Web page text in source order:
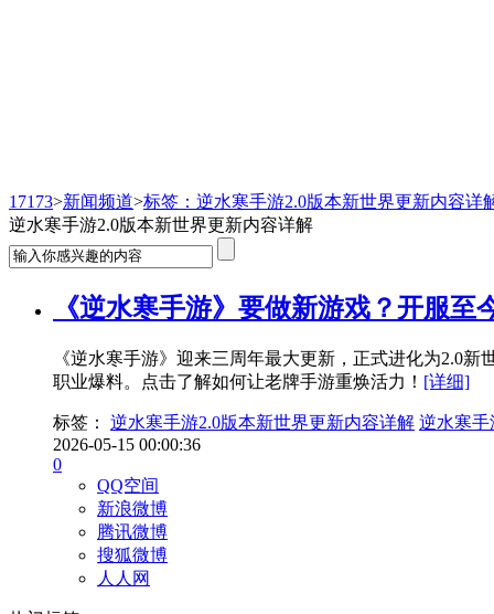
17173>新闻频道>标签：逆水寒手游2.0版本新世界更新内容详
逆水寒手游2.0版本新世界更新内容详解
《逆水寒手游》要做新游戏？开服
《逆水寒手游》迎来三周年最大更新，正式进化为2.0
职业爆料。点击了解如何让老牌手游重焕活力！ [详细]
标签： 逆水寒手游2.0版本新世界更新内容详解 逆水寒手
2026-05-15 00:00:36
0
QQ空间
新浪微博
腾讯微博
搜狐微博
人人网